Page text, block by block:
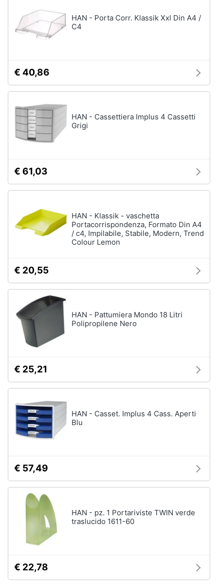
HAN - Porta Corr. Klassik Xxl Din A4 /
C4
€ 40,86
HAN - Cassettiera Implus 4 Cassetti
Grigi
€ 61,03
HAN - Klassik - vaschetta
Portacorrispondenza, Formato Din A4
/ c4, Impilabile, Stabile, Modern, Trend
Colour Lemon
€ 20,55
HAN - Pattumiera Mondo 18 Litri
Polipropilene Nero
€ 25,21
HAN - Casset. Implus 4 Cass. Aperti
Blu
€ 57,49
HAN - pz. 1 Portariviste TWIN verde
traslucido 1611-60
€ 22,78